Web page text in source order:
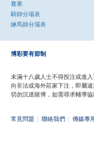
賽果
騎師分場表
練馬師分場表
博彩要有節制
未滿十八歲人士不得投注或進入
向非法或海外莊家下注，即屬違
切勿沉迷賭博，如需尋求輔導
常見問題 聯絡我們 傳媒專